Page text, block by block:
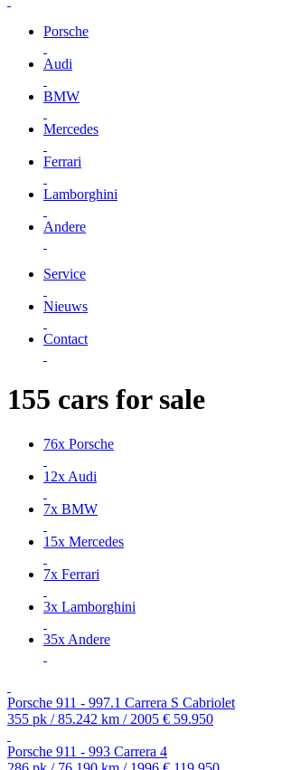
Porsche
Audi
BMW
Mercedes
Ferrari
Lamborghini
Andere
Service
Nieuws
Contact
155 cars for sale
76x Porsche
12x Audi
7x BMW
15x Mercedes
7x Ferrari
3x Lamborghini
35x Andere
Porsche 911 - 997.1 Carrera S Cabriolet
355 pk / 85.242 km / 2005 € 59.950
Porsche 911 - 993 Carrera 4